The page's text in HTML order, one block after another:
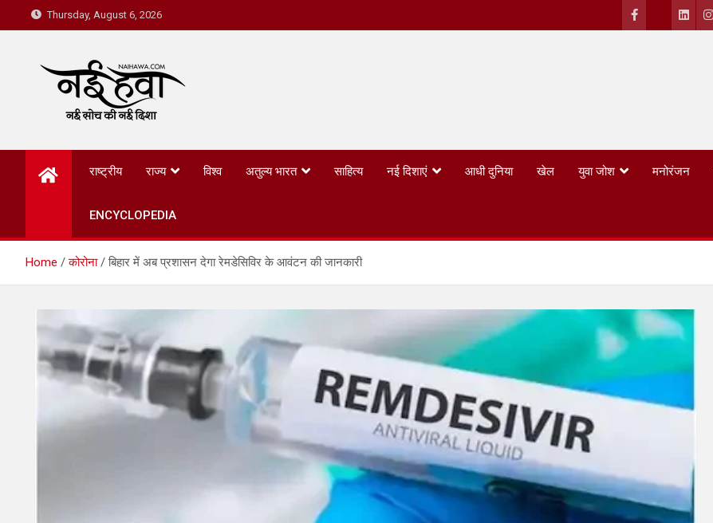
Thursday, August 6, 2026
Nai Hawa
राष्ट्रीय राज्य विश्व अतुल्य भारत साहित्य नई दिशाएं आधी दुनिया खेल युवा जोश मनोरंजन
ENCYCLOPEDIA
Home कोरोना बिहार में अब प्रशासन देगा रेमडेसिविर के आवंटन की जानकारी